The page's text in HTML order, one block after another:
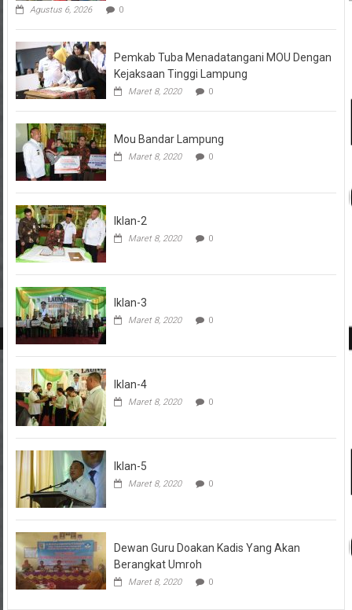
Agustus 6, 2026 0
Pemkab Tuba Menadatangani MOU Dengan
Kejaksaan Tinggi Lampung
Maret 8, 2020 0
Mou Bandar Lampung
Maret 8, 2020 0
Iklan-2
Maret 8, 2020 0
Iklan-3
Maret 8, 2020 0
Iklan-4
Maret 8, 2020 0
Iklan-5
Maret 8, 2020 0
Dewan Guru Doakan Kadis Yang Akan
Berangkat Umroh
Maret 8, 2020 0